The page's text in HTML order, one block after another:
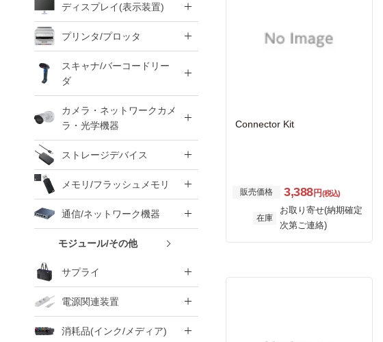
Connector Kit
販売価格 3,388円(税込)
在庫
お取り寄せ(納期確定
次第ご連絡)
ディスプレイ(表示装置)
プリンタ/プロッタ
スキャナ/バーコードリー
ダ
カメラ・ネットワークカメ
ラ・光学機器
ストレージデバイス
メモリ/フラッシュメモリ
通信/ネットワーク機器
モジュール/その他
サプライ
電源関連装置
消耗品(インク/メディア)